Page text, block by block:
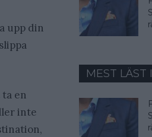
upp din
en
inte
MEST